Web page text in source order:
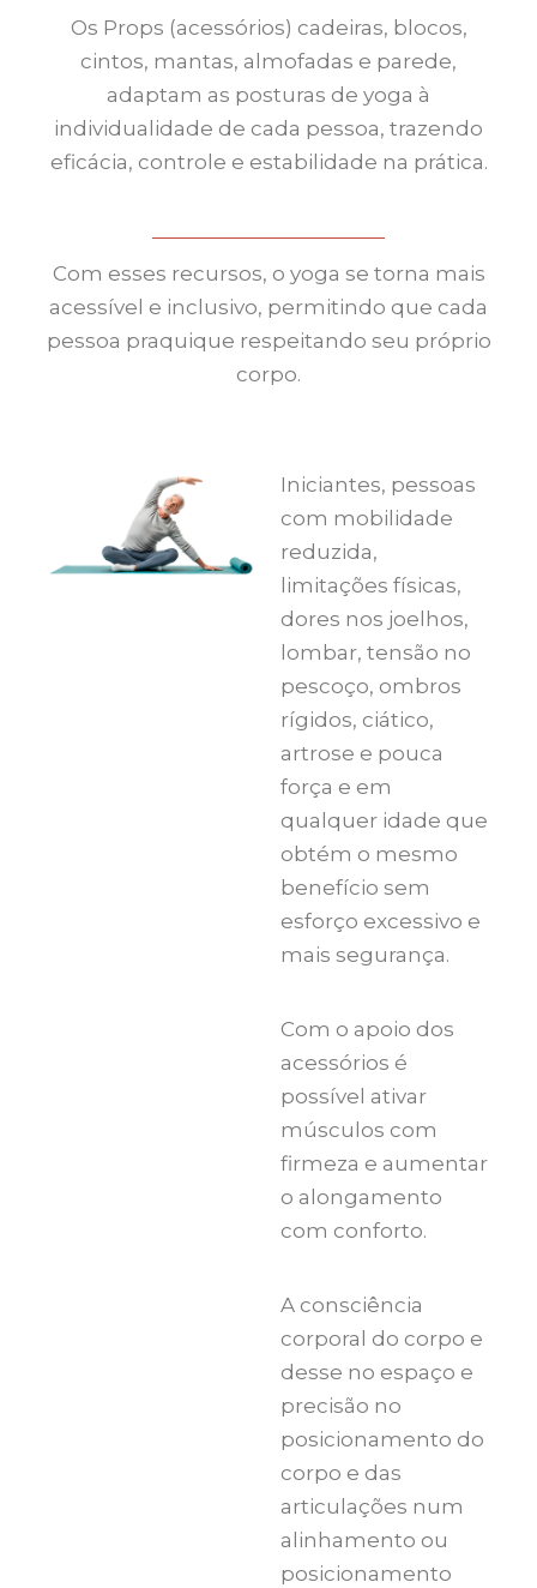
Os Props (acessórios) cadeiras, blocos,
cintos, mantas, almofadas e parede,
adaptam as posturas de yoga à
individualidade de cada pessoa, trazendo
eficácia, controle e estabilidade na prática.
Com esses recursos, o yoga se torna mais
acessível e inclusivo, permitindo que cada
pessoa praquique respeitando seu próprio
corpo.
Iniciantes, pessoas
com mobilidade
reduzida,
limitações físicas,
dores nos joelhos,
lombar, tensão no
pescoço, ombros
rígidos, ciático,
artrose e pouca
força e em
qualquer idade que
obtém o mesmo
benefício sem
esforço excessivo e
mais segurança.
Com o apoio dos
acessórios é
possível ativar
músculos com
firmeza e aumentar
o alongamento
com conforto.
A consciência
corporal do corpo e
desse no espaço e
precisão no
posicionamento do
corpo e das
articulações num
alinhamento ou
posicionamento